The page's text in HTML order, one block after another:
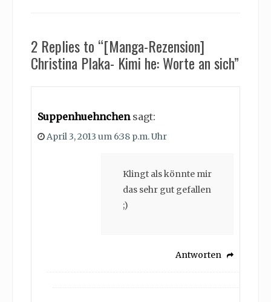
2 Replies to “[Manga-Rezension]
Christina Plaka- Kimi he: Worte an sich”
Suppenhuehnchen sagt:
April 3, 2013 um 6:38 p.m. Uhr
Klingt als könnte mir
das sehr gut gefallen
;)
Antworten